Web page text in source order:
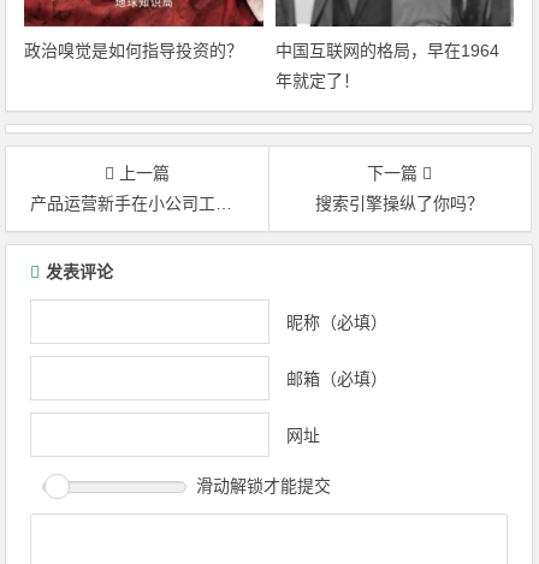
政治嗅觉是如何指导投资的？
中国互联网的格局，早在1964
年就定了！
上一篇
产品运营新手在小公司工作的8条建议
下一篇
搜索引擎操纵了你吗？
文章导航
发表评论
昵称（必填）
邮箱（必填）
网址
滑动解锁才能提交